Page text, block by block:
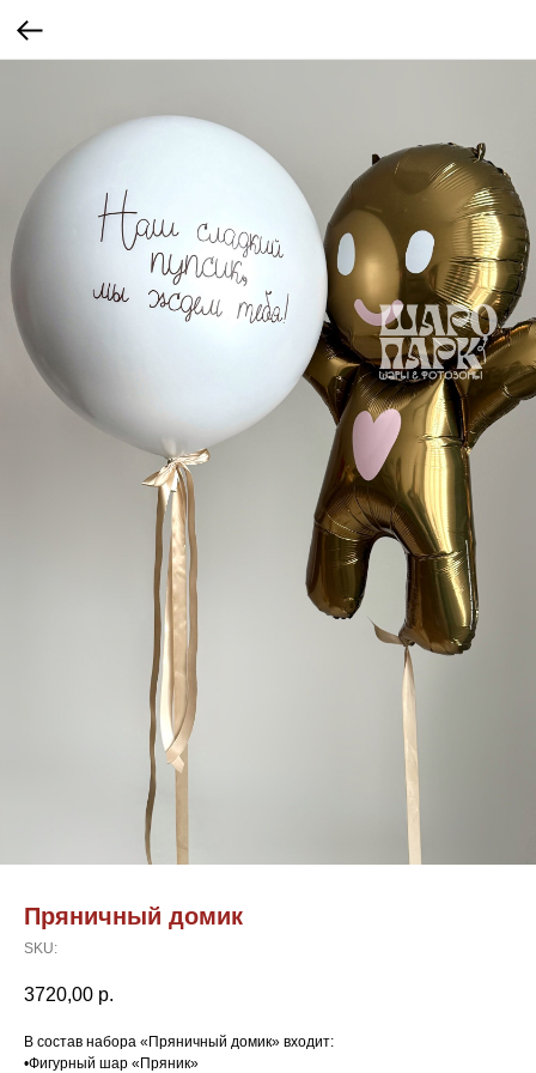
Пряничный домик
SKU:
3720,00 р.
В состав набора «Пряничный домик» входит:
•Фигурный шар «Пряник»